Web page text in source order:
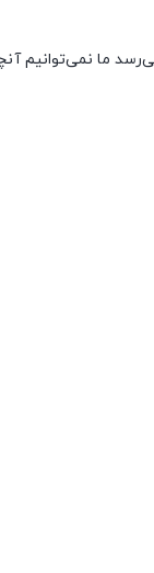
ما نمی‌توانیم